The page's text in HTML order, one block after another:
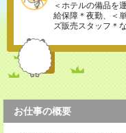
＜ホテルの備品を
給保障＊夜勤、＜
ズ販売スタッフ＊
お仕事の概要